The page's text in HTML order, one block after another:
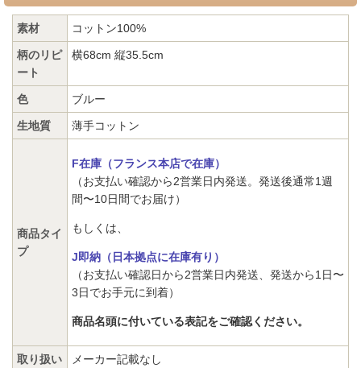
素材 コットン100%
柄のリピ
ート
横68cm 縦35.5cm
色 ブルー
生地質 薄手コットン
商品タイ
プ
F在庫（フランス本店で在庫）
（お支払い確認から2営業日内発送。発送後通常1週
間〜10日間でお届け）
もしくは、
J即納（日本拠点に在庫有り）
（お支払い確認日から2営業日内発送、発送から1日〜
3日でお手元に到着）
商品名頭に付いている表記をご確認ください。
取り扱い
メーカー記載なし